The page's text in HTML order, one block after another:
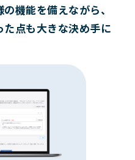
機能を備えながら、
点も大きな決め手に